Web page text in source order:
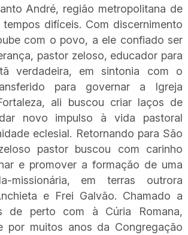
André, região metropolitana de
difíceis. Com discernimento
com o povo, a ele confiado ser
pastor zeloso, educador para
verdadeira, em sintonia com o
para governar a Igreja
ali buscou criar laços de
novo impulso à vida pastoral
eclesial. Retornando para São
pastor buscou com carinho
e promover a formação de uma
missionária, em terras outrora
e Frei Galvão. Chamado a
de perto com à Cúria Romana,
por muitos anos da Congregação